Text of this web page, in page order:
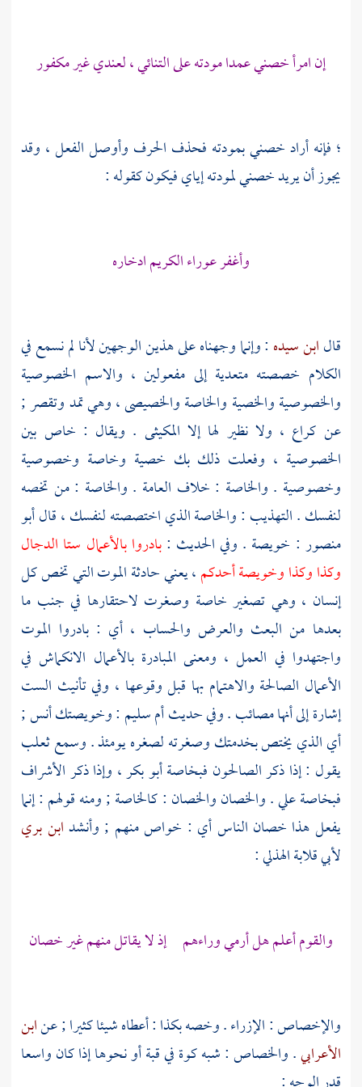
إن امرأ خصني عمدا مودته على التنائي ، لعندي غير مكفور
؛ فإنه أراد خصني بمودته فحذف الحرف وأوصل الفعل ، وقد
يجوز أن يريد خصني لمودته إياي فيكون كقوله :
وأغفر عوراء الكريم ادخاره
قالابن سيده : وإنما وجهناه على هذين الوجهين لأنا لم نسمع في
الكلام خصصته متعدية إلى مفعولين ، والاسم الخصوصية
والخصوصية والخصية والخاصة والخصيصى ، وهي تمد وتقصر ;
عن كراع ، ولا نظير لها إلا المكيثى . ويقال : خاص بين
الخصوصية ، وفعلت ذلك بك خصية وخاصة وخصوصية
وخصوصية . والخاصة : خلاف العامة . والخاصة : من تخصه
لنفسك . التهذيب : والخاصة الذي اختصصته لنفسك ، قالأبو
منصور : خويصة . وفي الحديث :بادروا بالأعمال ستا الدجال
وكذا وكذا وخويصة أحدكم، يعني حادثة الموت التي تخص كل
إنسان ، وهي تصغير خاصة وصغرت لاحتقارها في جنب ما
بعدها من البعث والعرض والحساب ، أي : بادروا الموت
واجتهدوا في العمل ، ومعنى المبادرة بالأعمال الانكماش في
الأعمال الصالحة والاهتمام بها قبل وقوعها ، وفي تأنيث الست
إشارة إلى أنها مصائب . وفي حديثأم سليم : وخويصتكأنس;
أي الذي يختص بخدمتك وصغرته لصغره يومئذ . وسمعثعلب
يقول : إذا ذكر الصالحون فبخاصةأبو بكر، وإذا ذكر الأشراف
فبخاصة علي . والخصان والخصان : كالخاصة ; ومنه قولهم : إنما
يفعل هذا خصان الناس أي : خواص منهم ; وأنشدابن بري
لأبي قلابة الهذلي:
والقوم أعلم هل أرمي وراءهم إذ لا يقاتل منهم غير خصان
والإخصاص : الإزراء . وخصه بكذا : أعطاه شيئا كثيرا ; عنابن
الأعرابي. والخصاص : شبه كوة في قبة أو نحوها إذا كان واسعا